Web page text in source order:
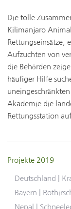
Die tolle
Kilimanjaro
Rettungseinsätze,
Aufzuchten von
die Behörden
häufiger Hilfe
Akademie die
Rettungsstation
Projekte 2019
Deutschland |
Bayern |
Nepal |